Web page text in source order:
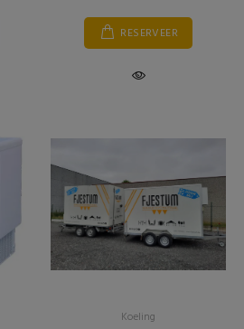
RESERVEER
Koeling